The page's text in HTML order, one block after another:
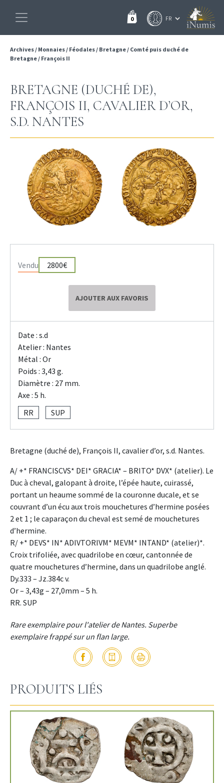
0
Archives/ Monnaies/ Féodales/ Bretagne/ Comté puis duché de
Bretagne/ François II
BRETAGNE (DUCHÉ DE),
FRANÇOIS II, CAVALIER D’OR,
S.D. NANTES
Vendu 2800€
AJOUTER AUX FAVORIS
Date : s.d
Atelier : Nantes
Métal : Or
Poids : 3,43 g.
Diamètre : 27 mm.
Axe : 5 h.
RR
SUP
Bretagne (duché de), François II, cavalier d’or, s.d. Nantes.
A/ +* FRANCISCVS* DEI* GRACIA* – BRITO* DVX* (atelier). Le
Duc à cheval, galopant à droite, l’épée haute, cuirassé,
portant un heaume sommé de la couronne ducale, et se
couvrant d’un écu aux trois mouchetures d’hermine posées
2 et 1 ; le caparaçon du cheval est semé de mouchetures
d’hermine.
R/ +* DEVS* IN* ADIVTORIVM* MEVM* INTAND* (atelier)*.
Croix trifoliée, avec quadrilobe en cœur, cantonnée de
quatre mouchetures d’hermine, dans un quadrilobe anglé.
Dy.333 – Jz.384c v.
Or – 3,43g – 27,0mm – 5 h.
RR. SUP
Rare exemplaire pour l'atelier de Nantes. Superbe
exemplaire frappé sur un flan large.
PRODUITS LIÉS